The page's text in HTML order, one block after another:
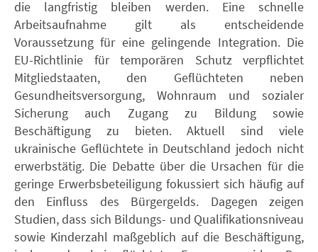
die langfristig bleiben werden. Eine schnelle
Arbeitsaufnahme gilt als entscheidende
Voraussetzung für eine gelingende Integration. Die
EU-Richtlinie für temporären Schutz verpflichtet
Mitgliedstaaten, den Geflüchteten neben
Gesundheitsversorgung, Wohnraum und sozialer
Sicherung auch Zugang zu Bildung sowie
Beschäftigung zu bieten. Aktuell sind viele
ukrainische Geflüchtete in Deutschland jedoch nicht
erwerbstätig. Die Debatte über die Ursachen für die
geringe Erwerbsbeteiligung fokussiert sich häufig auf
den Einfluss des Bürgergelds. Dagegen zeigen
Studien, dass sich Bildungs- und Qualifikationsniveau
sowie Kinderzahl maßgeblich auf die Beschäftigung,